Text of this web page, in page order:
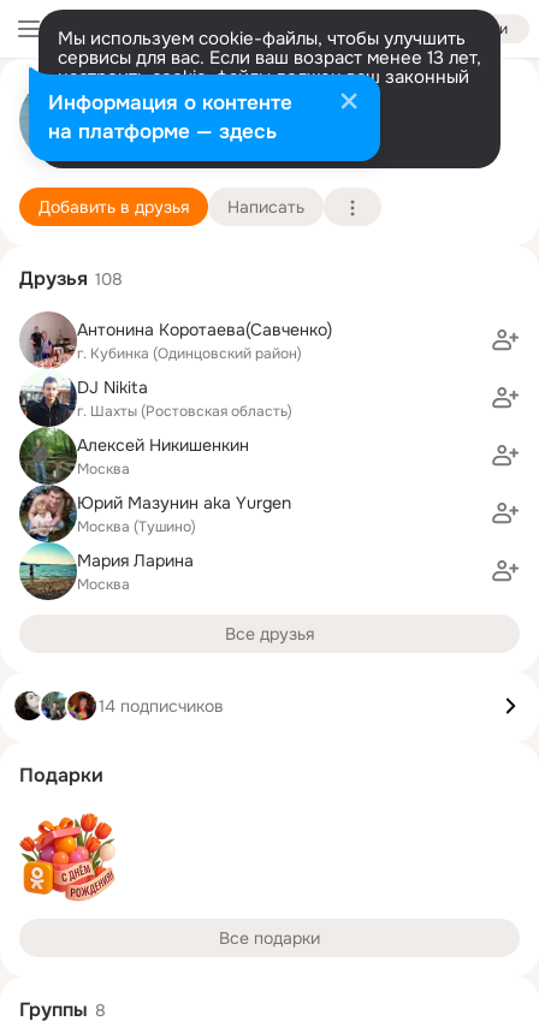
Войти
Мы используем cookie-файлы, чтобы улучшить
сервисы для вас. Если ваш возраст менее 13 лет,
настроить cookie-файлы должен ваш законный
представитель. Больше информации
Разрешить все Настроить
Анна Коротаева (Житомирова)
Москва 30 октября (47 лет)
Подробнее
Добавить в друзья Написать
Друзья 108
Антонина Коротаева(Савченко)
г. Кубинка (Одинцовский район)
DJ Nikita
г. Шахты (Ростовская область)
Алексей Никишенкин
Москва
Юрий Мазунин aka Yurgen
Москва (Тушино)
Мария Ларина
Москва
Все друзья
14 подписчиков
Подарки
Все подарки
Группы 8
Информация о контенте
на платформе — здесь